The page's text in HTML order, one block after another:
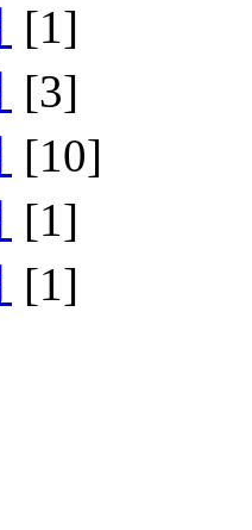
[1]
[3]
[10]
[1]
[1]